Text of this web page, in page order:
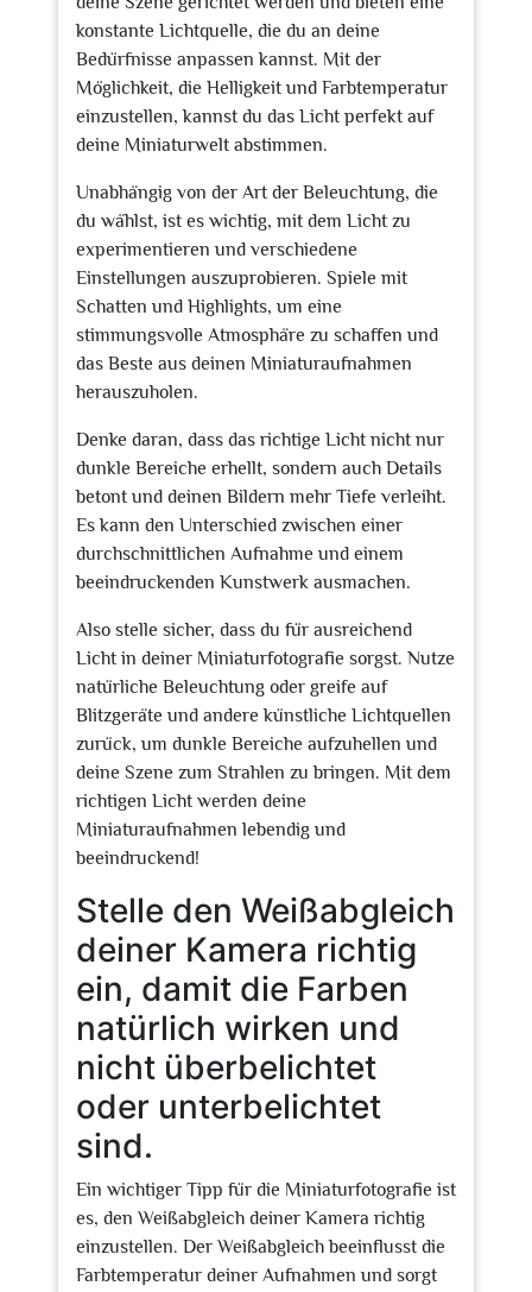
konstante Lichtquelle, die du an deine
Bedürfnisse anpassen kannst. Mit der
Möglichkeit, die Helligkeit und Farbtemperatur
einzustellen, kannst du das Licht perfekt auf
deine Miniaturwelt abstimmen.
Unabhängig von der Art der Beleuchtung, die
du wählst, ist es wichtig, mit dem Licht zu
experimentieren und verschiedene
Einstellungen auszuprobieren. Spiele mit
Schatten und Highlights, um eine
stimmungsvolle Atmosphäre zu schaffen und
das Beste aus deinen Miniaturaufnahmen
herauszuholen.
Denke daran, dass das richtige Licht nicht nur
dunkle Bereiche erhellt, sondern auch Details
betont und deinen Bildern mehr Tiefe verleiht.
Es kann den Unterschied zwischen einer
durchschnittlichen Aufnahme und einem
beeindruckenden Kunstwerk ausmachen.
Also stelle sicher, dass du für ausreichend
Licht in deiner Miniaturfotografie sorgst. Nutze
natürliche Beleuchtung oder greife auf
Blitzgeräte und andere künstliche Lichtquellen
zurück, um dunkle Bereiche aufzuhellen und
deine Szene zum Strahlen zu bringen. Mit dem
richtigen Licht werden deine
Miniaturaufnahmen lebendig und
beeindruckend!
Stelle den Weißabgleich
deiner Kamera richtig
ein, damit die Farben
natürlich wirken und
nicht überbelichtet
oder unterbelichtet
sind.
Ein wichtiger Tipp für die Miniaturfotografie ist
es, den Weißabgleich deiner Kamera richtig
einzustellen. Der Weißabgleich beeinflusst die
Farbtemperatur deiner Aufnahmen und sorgt